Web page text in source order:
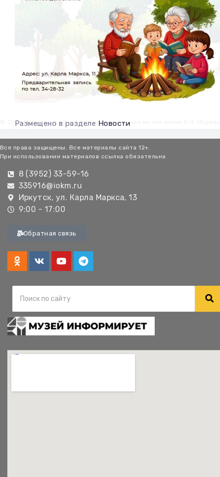
Размещено в разделе Новости
© 2026 Иркутский областной краеведческий музей имени Н.Н.
Все права защищены. Все материалы сайта 12+.
При использовании материалов ссылка обязательна
8 (3952) 33-59-16
335916@iokm.ru
Иркутск, ул. Карла Маркса, 13
9:00 - 17:00
Обратная связь